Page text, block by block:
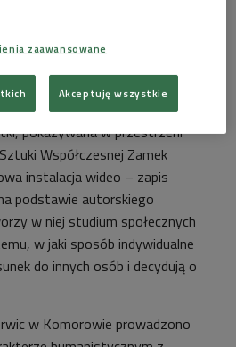
o swojej wystawie
z dziejów długo utrwalanego
pokazywana w przestrzeni
Współczesnej Zamek
instalacja wideo – zapis
podstawie autorskiego
w niej studium społecznych
w jaki sposób indywidualne
do innych osób i decydują o
w Komorowie prowadzono
zaawansowane
Akceptuję wszystkie